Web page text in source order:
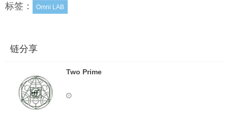
标签： Omni LAB
链分享
Two Prime